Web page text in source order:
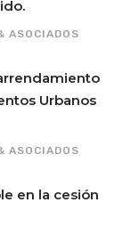
ASOCIADOS
Urbanos
ASOCIADOS
en la cesión